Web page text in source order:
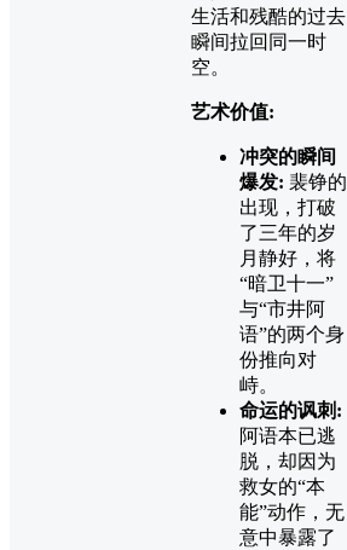
生活和残酷的过去
瞬间拉回同一时
空。
艺术价值:
冲突的瞬间
爆发: 裴铮的
出现，打破
了三年的岁
月静好，将
“暗卫十一”
与“市井阿
语”的两个身
份推向对
峙。
命运的讽刺:
阿语本已逃
脱，却因为
救女的“本
能”动作，无
意中暴露了